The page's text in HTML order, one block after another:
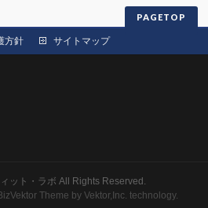
PAGETOP
方針 サイトマップ
ット・ラボ All Rights Reserved.
Theme byVektor,Inc. technology.